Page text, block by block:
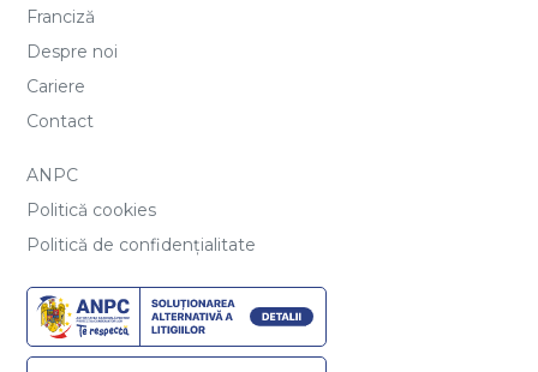
Franciză
Despre noi
Cariere
Contact
ANPC
Politică cookies
Politică de confidențialitate